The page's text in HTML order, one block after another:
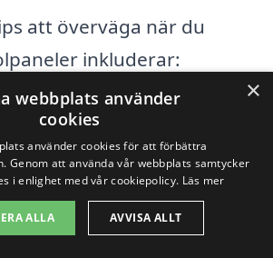
att överväga när du
inkluderar:
×
webbplats använder
cookies
använder cookies för att förbättra
Genom att använda vår webbplats samtycker
i enlighet med vår cookiepolicy. Läs mer
ALLA AVVISA ALLT